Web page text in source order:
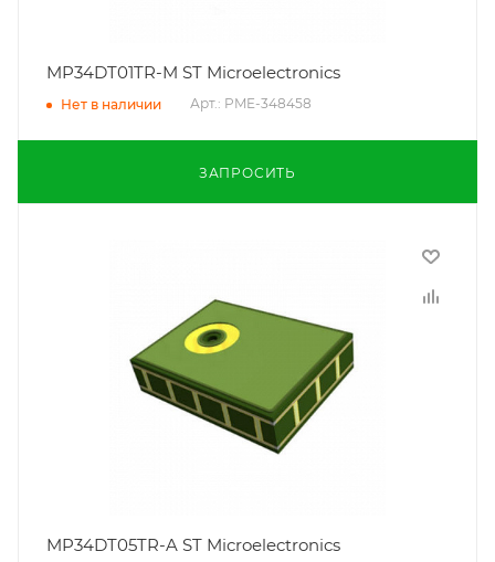
MP34DT01TR-M ST Microelectronics
Нет в наличии Арт.: PME-348458
ЗАПРОСИТЬ
MP34DT05TR-A ST Microelectronics